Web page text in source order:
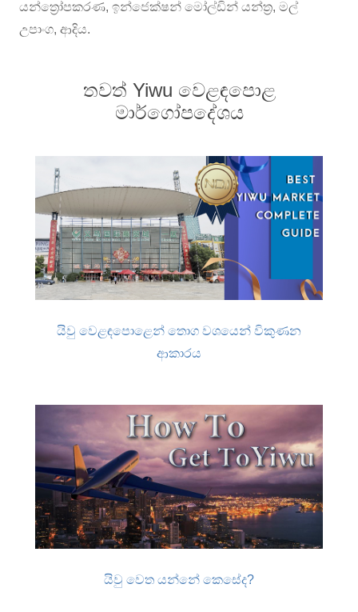
යන්ත්‍රෝපකරණ, ඉන්ජෙක්ෂන් මෝල්ඩින් යන්ත්‍ර, මල්
උපාංග, ආදිය.
තවත් Yiwu වෙළඳපොළ
මාර්ගෝපදේශය
යිවු වෙළඳපොළෙන් තොග වශයෙන් විකුණන
ආකාරය
යිවු වෙත යන්නේ කෙසේද?